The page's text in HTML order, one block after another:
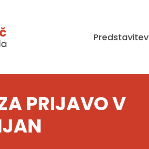
Predstavitev
PRIJAVO V